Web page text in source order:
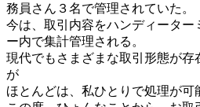
務員さん３名で管理されていた。
今は、取引内容をハンディータ
ー内で集計管理される。
現代でもさまざまな取引形態が
が
ほとんどは、私ひとりで処理が可